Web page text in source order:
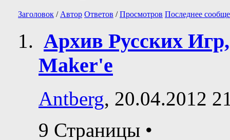
Заголовок / Автор Ответов /Просмотров Последнее
Архив Русских
Maker'е
Antberg, 20.04.2012
9 Страницы •